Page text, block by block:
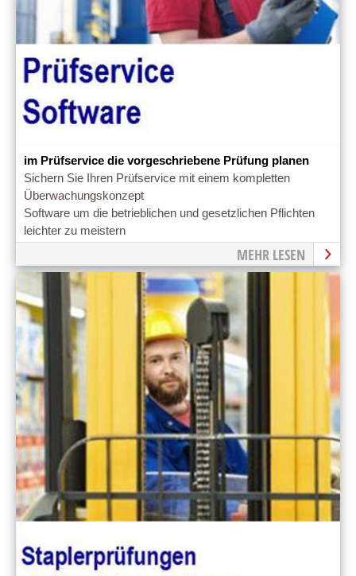
im Prüfservice die vorgeschriebene Prüfung planen
Sichern Sie Ihren Prüfservice mit einem kompletten
Überwachungskonzept
Software um die betrieblichen und gesetzlichen Pflichten
leichter zu meistern
MEHR LESEN